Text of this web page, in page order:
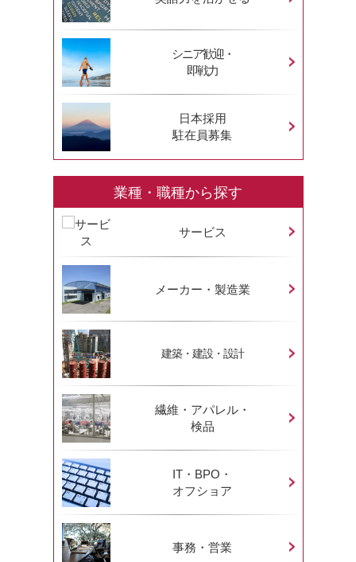
シニア歓迎・
即戦力
日本採用
駐在員募集
業種・職種から探す
サービス
メーカー・製造業
建築・建設・設計
繊維・アパレル・
検品
IT・BPO・
オフショア
事務・営業